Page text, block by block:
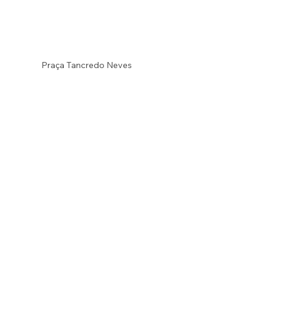
Praça Tancredo Neves